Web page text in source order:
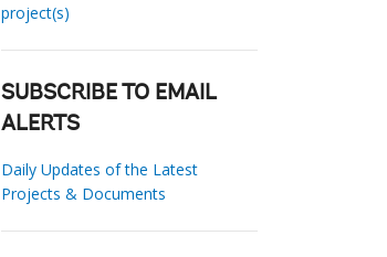
project(s)
SUBSCRIBE TO EMAIL
ALERTS
Daily Updates of the Latest
Projects & Documents